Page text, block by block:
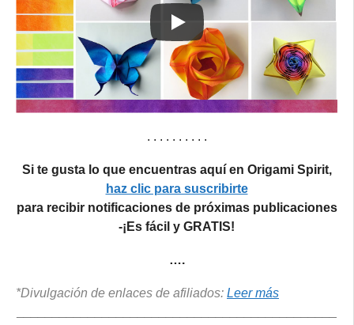
. . . . . . . . . .
Si te gusta lo que encuentras aquí en Origami Spirit,
haz clic para suscribirte
para recibir notificaciones de próximas publicaciones
-¡Es fácil y GRATIS!
….
*Divulgación de enlaces de afiliados: Leer más